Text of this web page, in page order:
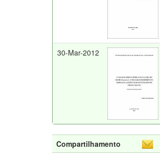
30-Mar-2012
Compartilhamento